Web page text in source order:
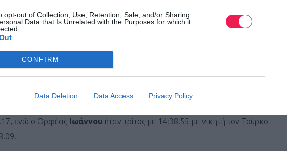
opt-out of Collection, Use, Retention, Sale, and/or Sharing
Data that Is Unrelated with the Purposes for which it
CONFIRM
Data Deletion Data Access Privacy Policy
το χάλκινο μετάλλιο με 9:38.68, ενώ η Μαρία
Κάσσουήταν
Νικήτρια ήταν η Τουρκάλα
στα 5.000μ. τη δεύτερη ημέρα των αγώνων.
ενώ ο Ορφέας Ιωάννου ήταν τρίτος με 14:38.55 με νικητή τον Τούρκο